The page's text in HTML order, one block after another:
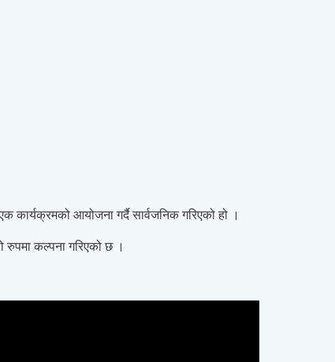
कार्यक्रमको आयोजना गर्दै सार्वजनिक गरिएको हो ।
रुपमा कल्पना गरिएको छ ।